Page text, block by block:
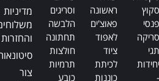
סקוץ
פנסי
סריקה
תגי
יחידות
-
ראשונה
פאוצ'ים
לאפוד
ציוד
לכיתת
כוננות
וסריגים
הלבשה
תחתונה
חולצות
תרמיות
כובע
מדיניות
והחזרות
צור